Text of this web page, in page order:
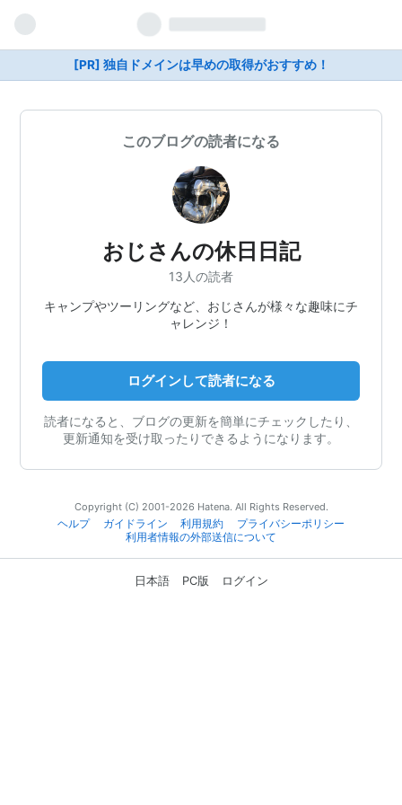
[PR] 独自ドメインは早めの取得がおすすめ！
このブログの読者になる
おじさんの休日日記
13人の読者
キャンプやツーリングなど、おじさんが様々な趣味にチ
ャレンジ！
ログインして読者になる
読者になると、ブログの更新を簡単にチェックしたり、
更新通知を受け取ったりできるようになります。
Copyright (C) 2001-2026 Hatena. All Rights Reserved.
ヘルプ
ガイドライン 利用規約
プライバシーポリシー
利用者情報の外部送信について
日本語 PC版 ログイン